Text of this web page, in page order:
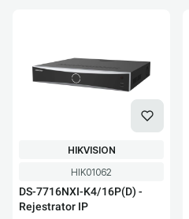
Kod produktu
HIK01062
DS-7716NXI-K4/16P(D) -
Rejestrator IP
PRODUCENT
HIKVISION